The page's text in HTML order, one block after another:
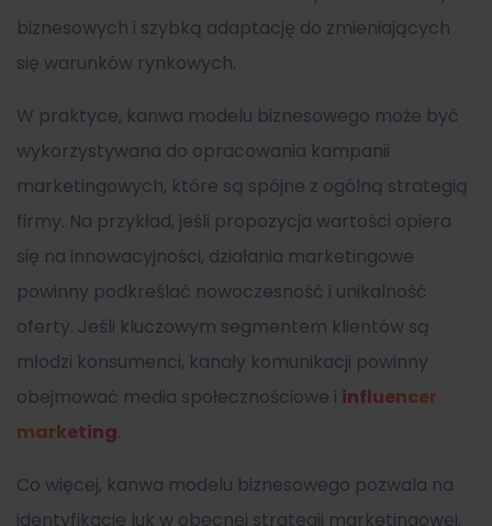
biznesowych i szybką adaptację do zmieniających
się warunków rynkowych.
W praktyce, kanwa modelu biznesowego może być
wykorzystywana do opracowania kampanii
marketingowych, które są spójne z ogólną strategią
firmy. Na przykład, jeśli propozycja wartości opiera
się na innowacyjności, działania marketingowe
powinny podkreślać nowoczesność i unikalność
oferty. Jeśli kluczowym segmentem klientów są
młodzi konsumenci, kanały komunikacji powinny
obejmować media społecznościowe i influencer
marketing.
Co więcej, kanwa modelu biznesowego pozwala na
identyfikację luk w obecnej strategii marketingowej.